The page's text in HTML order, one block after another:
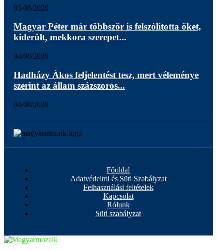
05/08/2026
Magyar Péter már többször is felszólította őket,
kiderült, mekkora szerepet...
04/08/2026
Hadházy Ákos feljelentést tesz, mert véleménye
szerint az állam százszoros...
04/08/2026
Főoldal
Adatvédelmi és Süti Szabályzat
Felhasználási feltételek
Kapcsolat
Rólunk
Süti szabályzat